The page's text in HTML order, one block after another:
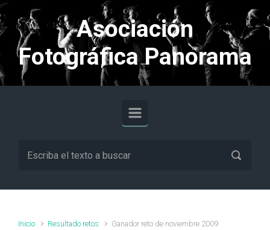
Saltar al contenido principal
Asociación
Fotográfica Panorama
Inicio Resultado retos Ganador reto de noviembre 2009